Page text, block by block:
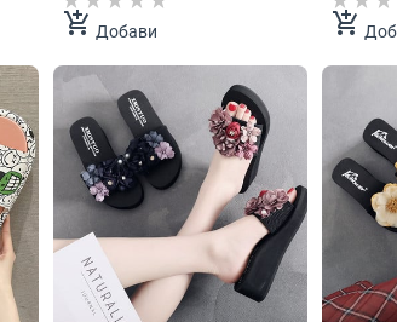
add_shopping_cart Добави add_shopping_cart